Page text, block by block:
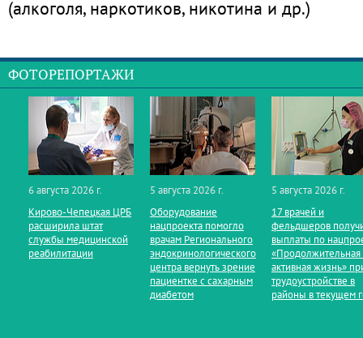
(алкоголя, наркотиков, никотина и др.)
ФОТОРЕПОРТАЖИ
6 августа 2026 г.
Кирово‑Чепецкая ЦРБ
расширила штат
службы медицинской
реабилитации
5 августа 2026 г.
Оборудование
нацпроекта помогло
врачам Регионального
эндокринологического
центра вернуть зрение
пациентке с сахарным
диабетом
5 августа 2026 г.
17 врачей и
фельдшеров
выплаты по
«Продолжительная
активная жизнь»
трудоустройстве в
районы в текущем